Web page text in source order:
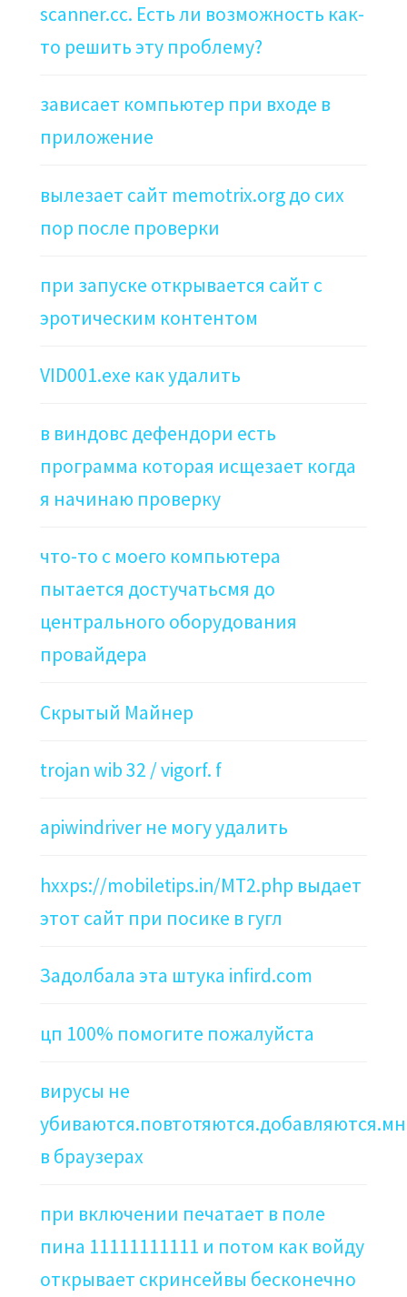
scanner.cc. Есть ли возможность как-
то решить эту проблему?
зависает компьютер при входе в
приложение
вылезает сайт memotrix.org до сих
пор после проверки
при запуске открывается сайт с
эротическим контентом
VID001.exe как удалить
в виндовс дефендори есть
программа которая исщезает когда
я начинаю проверку
что-то с моего компьютера
пытается достучатьсмя до
центрального оборудования
провайдера
Скрытый Майнер
trojan wib 32 / vigorf. f
apiwindriver не могу удалить
hxxps://mobiletips.in/MT2.php выдает
этот сайт при посике в гугл
Задолбала эта штука infird.com
цп 100% помогите пожалуйста
вирусы не
в браузерах
при включении печатает в поле
пина 11111111111 и потом как войду
открывает скринсейвы бесконечно